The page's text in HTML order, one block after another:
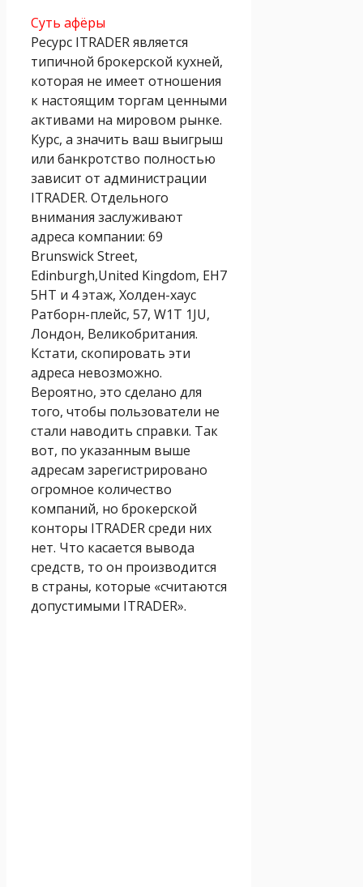
Суть афёры
Ресурс ITRADER является
типичной брокерской кухней,
которая не имеет отношения
к настоящим торгам ценными
активами на мировом рынке.
Курс, а значить ваш выигрыш
или банкротство полностью
зависит от администрации
ITRADER. Отдельного
внимания заслуживают
адреса компании: 69
Brunswick Street,
Edinburgh,United Kingdom, EH7
5HT и 4 этаж, Холден-хаус
Ратборн-плейс, 57, W1T 1JU,
Лондон, Великобритания.
Кстати, скопировать эти
адреса невозможно.
Вероятно, это сделано для
того, чтобы пользователи не
стали наводить справки. Так
вот, по указанным выше
адресам зарегистрировано
огромное количество
компаний, но брокерской
конторы ITRADER среди них
нет. Что касается вывода
средств, то он производится
в страны, которые «считаются
допустимыми ITRADER».